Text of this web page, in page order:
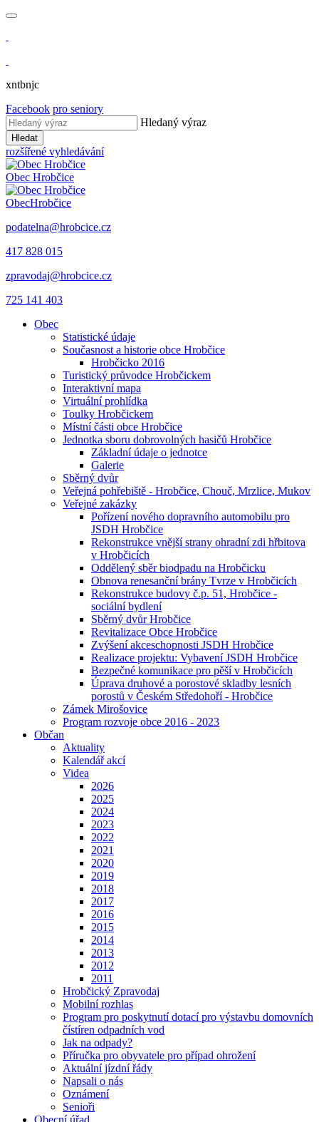
xntbnjc
Facebook pro seniory
Hledaný výraz
Hledat
rozšířené vyhledávání
Obec Hrobčice
ObecHrobčice
podatelna@hrobcice.cz
417 828 015
zpravodaj@hrobcice.cz
725 141 403
Obec
Statistické údaje
Současnost a historie obce Hrobčice
Hrobčicko 2016
Turistický průvodce Hrobčickem
Interaktivní mapa
Virtuální prohlídka
Toulky Hrobčickem
Místní části obce Hrobčice
Jednotka sboru dobrovolných hasičů Hrobčice
Základní údaje o jednotce
Galerie
Sběrný dvůr
Veřejná pohřebiště - Hrobčice, Chouč, Mrzlice, Mukov
Veřejné zakázky
Pořízení nového dopravního automobilu pro
JSDH Hrobčice
Rekonstrukce vnější strany ohradní zdi hřbitova
v Hrobčicích
Oddělený sběr biodpadu na Hrobčicku
Obnova renesanční brány Tvrze v Hrobčicích
Rekonstrukce budovy č.p. 51, Hrobčice -
sociální bydlení
Sběrný dvůr Hrobčice
Revitalizace Obce Hrobčice
Zvýšení akceschopnosti JSDH Hrobčice
Realizace projektu: Vybavení JSDH Hrobčice
Bezpečné komunikace pro pěší v Hrobčicích
Úprava druhové a porostové skladby lesních
porostů v Českém Středohoří - Hrobčice
Zámek Mirošovice
Program rozvoje obce 2016 - 2023
Občan
Aktuality
Kalendář akcí
Videa
2026
2025
2024
2023
2022
2021
2020
2019
2018
2017
2016
2015
2014
2013
2012
2011
Hrobčický Zpravodaj
Mobilní rozhlas
Program pro poskytnutí dotací pro výstavbu domovních
čístíren odpadních vod
Jak na odpady?
Příručka pro obyvatele pro případ ohrožení
Aktuální jízdní řády
Napsali o nás
Oznámení
Senioři
Obecní úřad